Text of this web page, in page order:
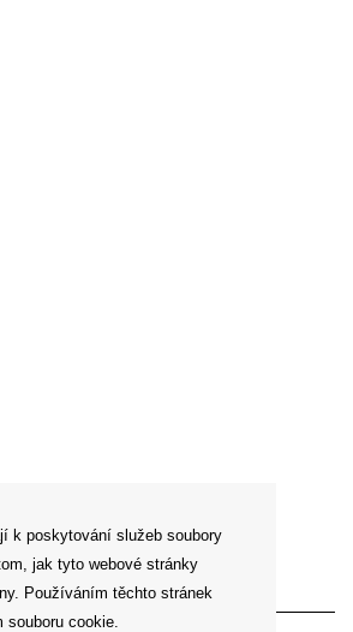
k poskytování služeb soubory
jak tyto webové stránky
Používáním těchto stránek
cookie.